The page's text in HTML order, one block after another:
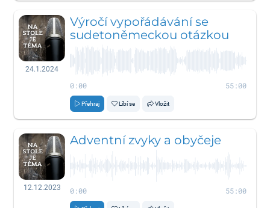
24.1.2024
Výročí vypořádávání se
sudetoněmeckou otázkou
0:00 55:00
Přehraj Líbí se Vložit
12.12.2023
Adventní zvyky a obyčeje
0:00 55:00